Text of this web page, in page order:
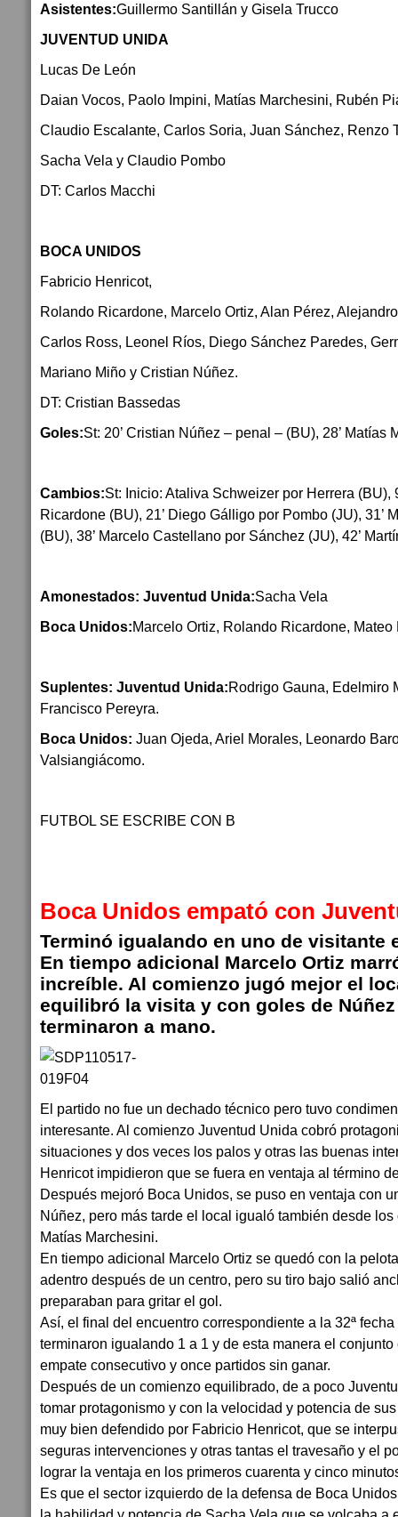
Asistentes:Guillermo Santillán y Gisela Trucco
JUVENTUD UNIDA
Lucas De León
Daian Vocos, Paolo Impini, Matías Marchesini, Rubén
Claudio Escalante, Carlos Soria, Juan Sánchez, Renzo
Sacha Vela y Claudio Pombo
DT: Carlos Macchi
BOCA UNIDOS
Fabricio Henricot,
Rolando Ricardone, Marcelo Ortiz, Alan Pérez,
Carlos Ross, Leonel Ríos, Diego Sánchez Paredes,
Mariano Miño y Cristian Núñez.
DT: Cristian Bassedas
Goles:St: 20’ Cristian Núñez – penal – (BU), 28’ Matías
Cambios:St: Inicio: Ataliva Schweizer por Herrera (BU),
Ricardone (BU), 21’ Diego Gálligo por Pombo (JU), 31’
(BU), 38’ Marcelo Castellano por Sánchez (JU), 42’
Amonestados: Juventud Unida:Sacha Vela
Boca Unidos:Marcelo Ortiz, Rolando Ricardone,
Suplentes: Juventud Unida:Rodrigo Gauna, Edelmiro
Francisco Pereyra.
Boca Unidos: Juan Ojeda, Ariel Morales, Leonardo
Valsiangiácomo.
FUTBOL SE ESCRIBE CON B
Boca Unidos empató con
Terminó igualando en uno de visitante
En tiempo adicional Marcelo Ortiz
increíble. Al comienzo jugó mejor el
equilibró la visita y con goles de
terminaron a mano.
El partido no fue un dechado técnico pero tuvo
interesante. Al comienzo Juventud Unida cobró
situaciones y dos veces los palos y otras las buenas
Henricot impidieron que se fuera en ventaja al término
Después mejoró Boca Unidos, se puso en ventaja con
Núñez, pero más tarde el local igualó también desde
Matías Marchesini.
En tiempo adicional Marcelo Ortiz se quedó con la
adentro después de un centro, pero su tiro bajo salió
preparaban para gritar el gol.
Así, el final del encuentro correspondiente a la 32ª
terminaron igualando 1 a 1 y de esta manera el
empate consecutivo y once partidos sin ganar.
Después de un comienzo equilibrado, de a poco
tomar protagonismo y con la velocidad y potencia de
muy bien defendido por Fabricio Henricot, que se
seguras intervenciones y otras tantas el travesaño y el
lograr la ventaja en los primeros cuarenta y cinco
Es que el sector izquierdo de la defensa de Boca